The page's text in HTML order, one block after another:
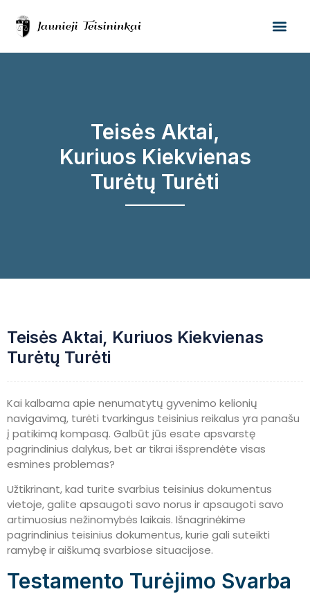
Teisės Aktai,
Kuriuos Kiekvienas
Turėtų Turėti
Teisės Aktai, Kuriuos Kiekvienas
Turėtų Turėti
Kai kalbama apie nenumatytų gyvenimo kelionių
navigavimą, turėti tvarkingus teisinius reikalus yra panašu
į patikimą kompasą. Galbūt jūs esate apsvarstę
pagrindinius dalykus, bet ar tikrai išsprendėte visas
esmines problemas?
Užtikrinant, kad turite svarbius teisinius dokumentus
vietoje, galite apsaugoti savo norus ir apsaugoti savo
artimuosius nežinomybės laikais. Išnagrinėkime
pagrindinius teisinius dokumentus, kurie gali suteikti
ramybę ir aiškumą svarbiose situacijose.
Testamento Turėjimo Svarba